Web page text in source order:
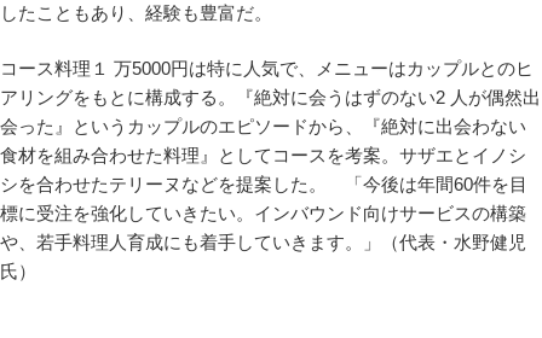
したこともあり、経験も豊富だ。
コース料理１ 万5000円は特に人気で、メニューはカップルとのヒ
アリングをもとに構成する。『絶対に会うはずのない2 人が偶然出
会った』というカップルのエピソードから、『絶対に出会わない
食材を組み合わせた料理』としてコースを考案。サザエとイノシ
シを合わせたテリーヌなどを提案した。 「今後は年間60件を目
標に受注を強化していきたい。インバウンド向けサービスの構築
や、若手料理人育成にも着手していきます。」（代表・水野健児
氏）